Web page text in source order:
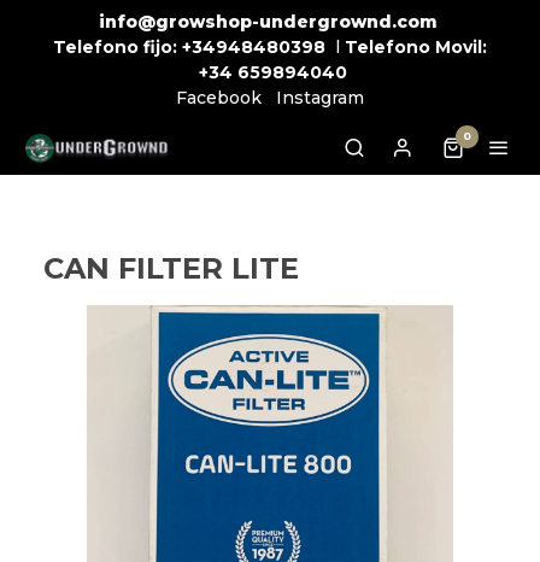
info@growshop-undergrownd.com
Telefono fijo: +34948480398 l Telefono Movil:
+34 659894040
Facebook
Instagram
0
CAN FILTER LITE